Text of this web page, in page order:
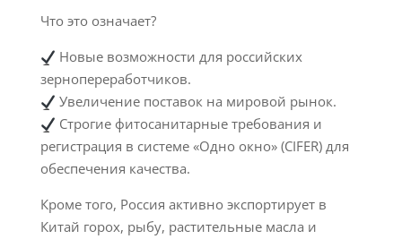
Что это означает?
Новые возможности для российских
зернопереработчиков.
Увеличение поставок на мировой рынок.
Строгие фитосанитарные требования и
регистрация в системе «Одно окно» (CIFER) для
обеспечения качества.
Кроме того, Россия активно экспортирует в
Китай горох, рыбу, растительные масла и